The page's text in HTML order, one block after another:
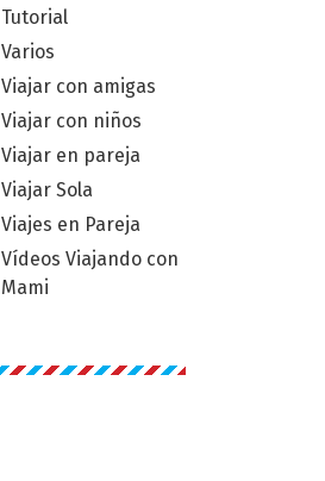
Tutorial
Varios
Viajar con amigas
Viajar con niños
Viajar en pareja
Viajar Sola
Viajes en Pareja
Vídeos Viajando con
Mami